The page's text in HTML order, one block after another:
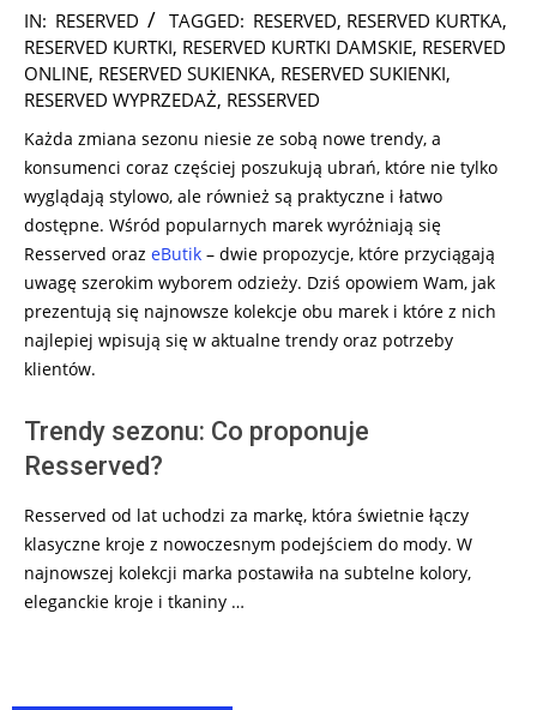
2025-
01-
18
IN: RESERVED TAGGED: RESERVED, RESERVED KURTKA,
RESERVED KURTKI, RESERVED KURTKI DAMSKIE, RESERVED
ONLINE, RESERVED SUKIENKA, RESERVED SUKIENKI,
RESERVED WYPRZEDAŻ, RESSERVED
Każda zmiana sezonu niesie ze sobą nowe trendy, a
konsumenci coraz częściej poszukują ubrań, które nie tylko
wyglądają stylowo, ale również są praktyczne i łatwo
dostępne. Wśród popularnych marek wyróżniają się
Resserved oraz eButik – dwie propozycje, które przyciągają
uwagę szerokim wyborem odzieży. Dziś opowiem Wam, jak
prezentują się najnowsze kolekcje obu marek i które z nich
najlepiej wpisują się w aktualne trendy oraz potrzeby
klientów.
Trendy sezonu: Co proponuje
Resserved?
Resserved od lat uchodzi za markę, która świetnie łączy
klasyczne kroje z nowoczesnym podejściem do mody. W
najnowszej kolekcji marka postawiła na subtelne kolory,
eleganckie kroje i tkaniny …